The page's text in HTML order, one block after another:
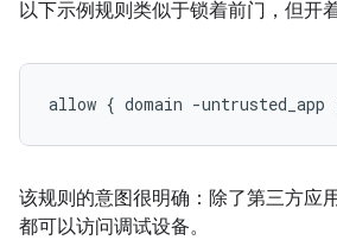
以下示例规则类似于锁着前门，但开
allow { domain -
该规则的意图很明确：除了第三方应
都可以访问调试设备。